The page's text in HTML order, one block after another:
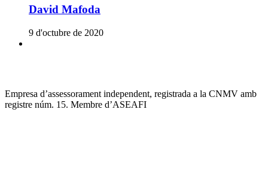
David Mafoda
9 d'octubre de 2020
Empresa d’assessorament independent, registrada a la CNMV amb
registre núm. 15. Membre d’ASEAFI